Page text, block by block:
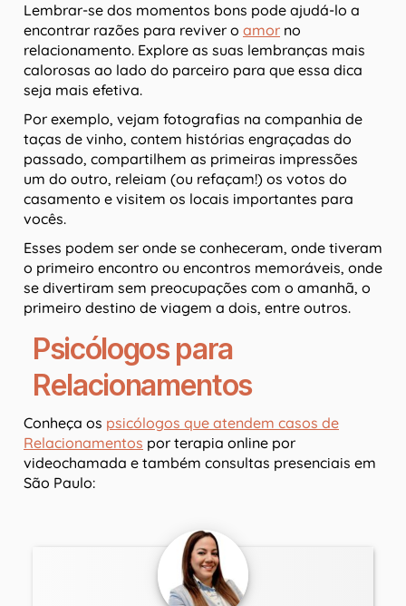
Lembrar-se dos momentos bons pode ajudá-lo a
encontrar razões para reviver o amor no
relacionamento. Explore as suas lembranças mais
calorosas ao lado do parceiro para que essa dica
seja mais efetiva.
Por exemplo, vejam fotografias na companhia de
taças de vinho, contem histórias engraçadas do
passado, compartilhem as primeiras impressões
um do outro, releiam (ou refaçam!) os votos do
casamento e visitem os locais importantes para
vocês.
Esses podem ser onde se conheceram, onde tiveram
o primeiro encontro ou encontros memoráveis, onde
se divertiram sem preocupações com o amanhã, o
primeiro destino de viagem a dois, entre outros.
Psicólogos para
Relacionamentos
Conheça os psicólogos que atendem casos de
Relacionamentos por terapia online por
videochamada e também consultas presenciais em
São Paulo: